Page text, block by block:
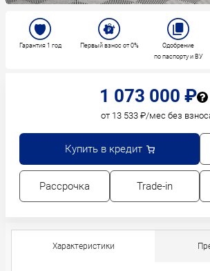
1 073 000 ₽
от 13 533 ₽/мес без
Купить в кредит
Рассрочка Trade-in
Гарантия 1 год Первый взнос от 0%
Одобрение
по паспорту и ВУ
Характеристики